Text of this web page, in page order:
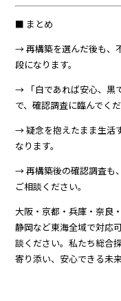
■ まとめ
→ 再構築を選んだ後も、
段になります。
→ 「白であれば安心、黒
で、確認調査に臨んでくだ
→ 疑念を抱えたまま生活
なります。
→ 再構築後の確認調査も
ご相談ください。
大阪・京都・兵庫・奈良
静岡など東海全域で対応
談ください。私たち総合
寄り添い、安心できる未